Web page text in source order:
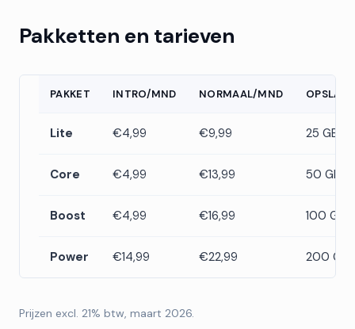
Pakketten en tarieven
PAKKET INTRO/MND NORMAAL/MND OPSLAG
Lite €4,99 €9,99 25 GB
Core €4,99 €13,99 50 GB
Boost €4,99 €16,99 100 GB
Power €14,99 €22,99 200 GB
Prijzen excl. 21% btw, maart 2026.